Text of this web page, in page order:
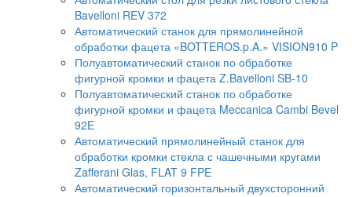
Bavelloni REV 372
Автоматический станок для прямолинейной
обработки фацета «BOTTEROS.p.A.» VISION910 P
Полуавтоматический станок по обработке
фигурной кромки и фацета Z.Bavelloni SB-10
Полуавтоматический станок по обработке
фигурной кромки и фацета Meccanica Cambi Bevel
92E
Автоматический прямолинейный станок для
обработки кромки стекла с чашечными кругами
Zafferani Glas, FLAT 9 FPE
Автоматический горизонтальный двухсторонний